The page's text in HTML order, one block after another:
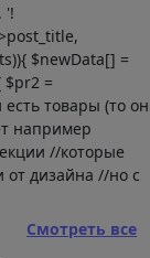
'!
$newData[] =
$pr2 =
товары (то он
например
//которые
от дизайна //но с
Смотреть все